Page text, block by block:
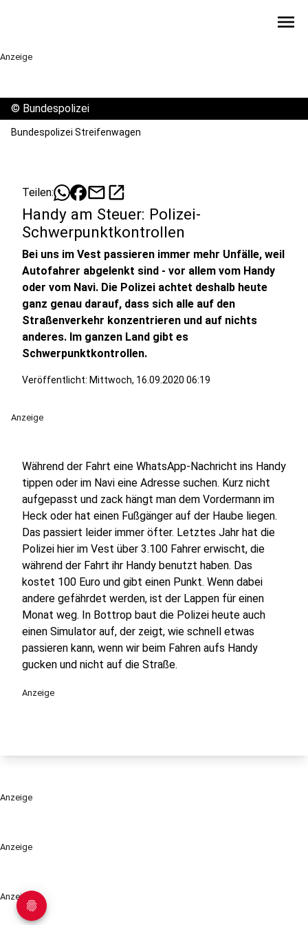
menu
Anzeige
Anzeige
Anzeige
© Bundespolizei
Bundespolizei Streifenwagen
Teilen: mailopen_in_new
Handy am Steuer: Polizei-
Schwerpunktkontrollen
Bei uns im Vest passieren immer mehr Unfälle, weil
Autofahrer abgelenkt sind - vor allem vom Handy
oder vom Navi. Die Polizei achtet deshalb heute
ganz genau darauf, dass sich alle auf den
Straßenverkehr konzentrieren und auf nichts
anderes. Im ganzen Land gibt es
Schwerpunktkontrollen.
Veröffentlicht: Mittwoch, 16.09.2020 06:19
Anzeige
Während der Fahrt eine WhatsApp-Nachricht ins Handy
tippen oder im Navi eine Adresse suchen. Kurz nicht
aufgepasst und zack hängt man dem Vordermann im
Heck oder hat einen Fußgänger auf der Haube liegen.
Das passiert leider immer öfter. Letztes Jahr hat die
Polizei hier im Vest über 3.100 Fahrer erwischt, die
während der Fahrt ihr Handy benutzt haben. Das
kostet 100 Euro und gibt einen Punkt. Wenn dabei
andere gefährdet werden, ist der Lappen für einen
Monat weg. In Bottrop baut die Polizei heute auch
einen Simulator auf, der zeigt, wie schnell etwas
passieren kann, wenn wir beim Fahren aufs Handy
gucken und nicht auf die Straße.
Anzeige
Anzeige